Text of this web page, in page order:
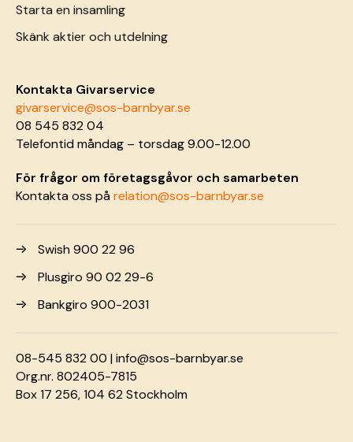
Starta en insamling
Skänk aktier och utdelning
Kontakta Givarservice
givarservice@sos-barnbyar.se
08 545 832 04
Telefontid måndag – torsdag 9.00-12.00
För frågor om företagsgåvor och samarbeten
Kontakta oss pårelation@sos-barnbyar.se
Swish 900 22 96
Plusgiro 90 02 29-6
Bankgiro 900-2031
08-545 832 00 |info@sos-barnbyar.se
Org.nr. 802405-7815
Box 17 256, 104 62 Stockholm